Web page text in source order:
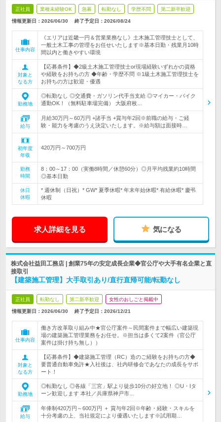
正社員 業種未経験OK 急募 転勤なし 学歴不問 第二新卒歓迎
情報更新日：2026/06/30 終了予定日： 2026/08/24
仕事内容
《エリアは近畿一円＆営業業務なし》土木施工管理技士として、
一般土木工事の管理をお任せいたします※基本日勤・残業月10時
間以内と働きやすい環境
対象と
なる方
【応募条件】◆2級土木施工管理技士or現場経験いずれかの資格
や経験をお持ちの方 ◆年齢・学歴不問 ※1級土木施工管理技士を
お持ちの方は歓迎・優遇
勤務地
◎転勤なし ◎交通費・ガソリン代手当支給 ◎マイカー・バイク
通勤OK！（無料駐車場完備） 大阪府枚…
給与
月給30万円～60万円 +諸手当 +賞与年2回※前職の給与・ご経
験・能力を考慮のうえ決定いたします。※給与額は面接時…
初年度
年収
420万円～700万円
勤務
時間
8：00～17：00（実働8時間／休憩60分）◎月平均残業約10時間
◎基本日勤
休日
休暇
* 週休制（日祝）* GW* 夏季休暇* 年末年始休暇* 有給休暇* 慶弔
休暇
求人詳細を見る 気になる
株式会社益田工務店 | 創業75年の安定成長企業◆官公庁や大手有名企業と直
接取引
【建築施工管理】大手取引あり/直行直帰可能/転勤なし
正社員 転勤なし 第二新卒歓迎 女性のおしごと掲載中
情報更新日：2026/06/30 終了予定日： 2026/12/21
仕事内容
働き方改革取り組み中★官公庁案件～民間案件まで幅広い建築現
場の建築施工管理業務をお任せ。※担当は多くて2案件（官公庁
案件は掛け持ち無し））
対象と
なる方
【応募条件】◆建築施工管理（RC）造のご経験をお持ちの方◆
要普通自動車免許★入社後は、社内研修会であなたの成長をサポ
ート！
勤務地
◎転勤なし ◎各線「三宮」駅より徒歩10分の好立地！ ◎U・Iタ
ーン歓迎します 本社／兵庫県神戸市…
給与
年俸制420万円～600万円 ＋ 賞与年2回※年齢・経験・スキルを
十分考慮の上、当社規定により優遇いたします※試用期…